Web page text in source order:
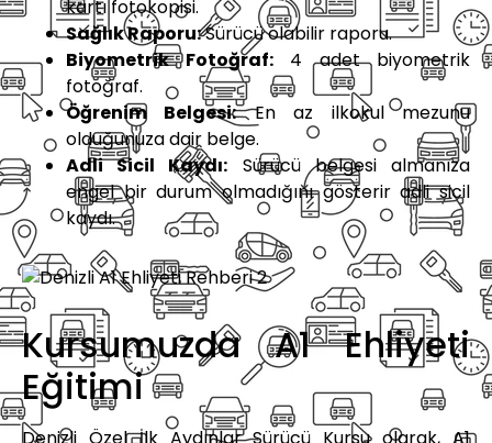
kartı fotokopisi.
Sağlık Raporu:Sürücü olabilir raporu.
Biyometrik Fotoğraf:4 adet biyometrik
fotoğraf.
Öğrenim Belgesi:En az ilkokul mezunu
olduğunuza dair belge.
Adli Sicil Kaydı: Sürücü belgesi almanıza
engel bir durum olmadığını gösterir adli sicil
kaydı.
Kursumuzda A1 Ehliyeti
Eğitimi